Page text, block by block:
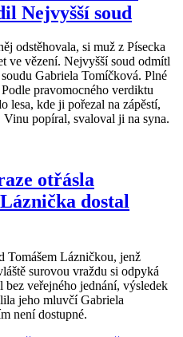
Nejvyšší soud
odstěhovala, si muž z Písecka
ve vězení. Nejvyšší soud odmítl
Gabriela Tomíčková. Plné
pravomocného verdiktu
lesa, kde ji pořezal na zápěstí,
popíral, svaloval ji na syna.
otřásla
dostal
Tomášem Lázničkou, jenž
surovou vraždu si odpyká
bez veřejného jednání, výsledek
jeho mluvčí Gabriela
není dostupné.